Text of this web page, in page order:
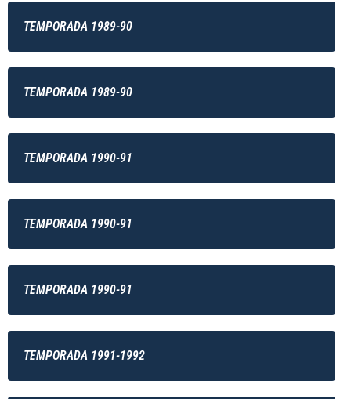
TEMPORADA 1989-90
TEMPORADA 1989-90
TEMPORADA 1990-91
TEMPORADA 1990-91
TEMPORADA 1990-91
TEMPORADA 1991-1992